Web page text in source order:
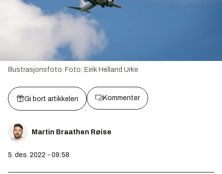
Illustrasjonsfoto. Foto: Eirik Helland Urke
Gi bort artikkelen Kommenter
Martin Braathen Røise
5. des. 2022 - 09:58